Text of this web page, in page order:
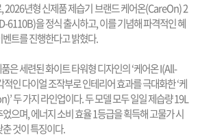
, 2026년형 신제품 제습기브랜드 케어온(CareOn) 2
6110B)을 정식 출시하고,이를 기념해 파격적인 혜
트를 진행한다고 밝혔다.
은 세련된 화이트 타워형 디자인의 ‘케어온I(All-
적인 다이얼 조작부로 인테리어 효과를 극대화한 ‘케
’ 두 가지 라인업이다.두 모델 모두 일일 제습량19L
었으며,에너지 소비 효율1등급을 획득해 고물가 시
것이 특징이다.